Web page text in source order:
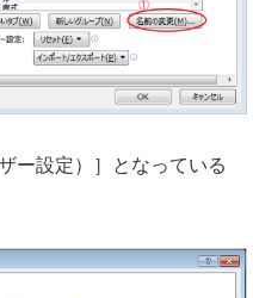
ー設定）］となっている